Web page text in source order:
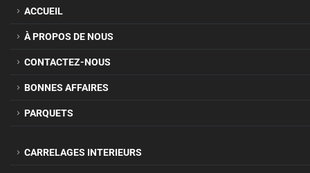
ACCUEIL
À PROPOS DE NOUS
CONTACTEZ-NOUS
BONNES AFFAIRES
PARQUETS
CARRELAGES INTERIEURS